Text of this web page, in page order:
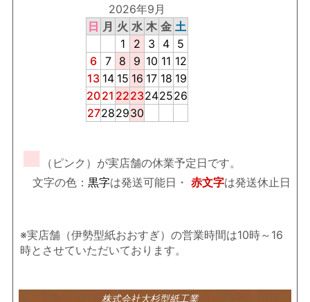
2026年9月
日 月 火 水 木 金 土
1
2 3 4 5
6 7 8 9 10 11 12
13 14 15 16 17 18 19
2021 2223242526
27282930
■
（ピンク）が実店舗の休業予定日です。
文字の色： 黒字は発送可能日・ 赤文字は発送休止日
※実店舗（伊勢型紙おおすぎ）の営業時間は10時～16
時とさせていただいております。
株式会社大杉型紙工業